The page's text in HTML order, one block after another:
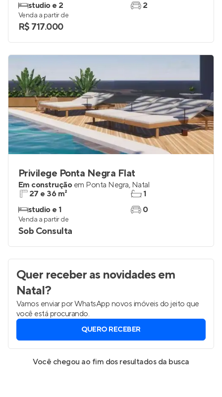
studio e 2
2
Venda a partir de
R$ 717.000
Privilege Ponta Negra Flat
Em construção em Ponta Negra, Natal
27 e 36 m²
studio e 1
1
0
Venda a partir de
Sob Consulta
Quer receber as novidadesem
Natal?
Vamos enviar por WhatsApp novos imóveis do jeito que
você está procurando.
QUERO RECEBER
Você chegou ao fim dos resultados da busca